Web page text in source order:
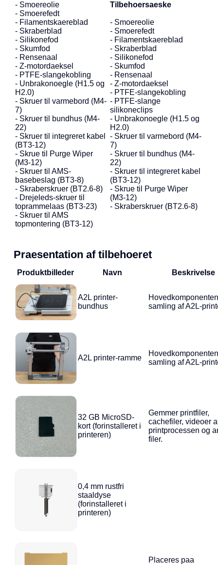
- Smoereolie
- Smoerefedt
- Filamentskaereblad
- Skraberblad
- Silikonefod
- Skumfod
- Rensenaal
- Z-motordaeksel
- PTFE-slangekobling
- Unbrakonoegle (H1.5 og
H2.0)
- Skruer til varmebord (M4-
7)
- Skruer til bundhus (M4-
22)
- Skruer til integreret kabel
(BT3-12)
- Skrue til Purge Wiper
(M3-12)
- Skruer til AMS-
basebeslag (BT3-8)
- Skraberskruer (BT2.6-8)
- Drejeleds-skruer til
toprammelaas (BT3-23)
- Skruer til AMS
topmontering (BT3-12)
Tilbehoersaeske
- Smoereolie
- Smoerefedt
- Filamentskaereblad
- Skraberblad
- Silikonefod
- Skumfod
- Rensenaal
- Z-motordaeksel
- PTFE-slangekobling
- PTFE-slange
silikoneclips
- Unbrakonoegle (H1.5 og
H2.0)
- Skruer til varmebord (M4-
7)
- Skruer til bundhus (M4-
22)
- Skruer til integreret kabel
(BT3-12)
- Skrue til Purge Wiper
(M3-12)
- Skraberskruer (BT2.6-8)
Praesentation af tilbehoeret
Produktbilleder Navn Beskrivelse
A2L printer-
bundhus
samling af A2L-
A2L printer-ramme
samling af A2L-
32 GB MicroSD-
kort (forinstalleret i
printeren)
Gemmer printfiler,
cachefiler, videoer
printprocessen og
filer.
0,4 mm rustfri
staaldyse
(forinstalleret i
printeren)
Placeres paa